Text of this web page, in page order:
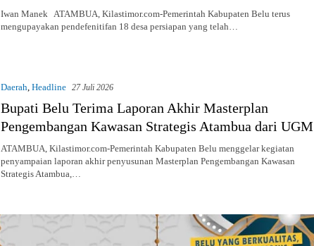
Iwan Manek ATAMBUA, Kilastimor.com-Pemerintah Kabupaten Belu terus
mengupayakan pendefenitifan 18 desa persiapan yang telah…
Daerah Headline 27 Juli 2026
Bupati Belu Terima Laporan Akhir Masterplan
Pengembangan Kawasan Strategis Atambua dari UGM
ATAMBUA, Kilastimor.com-Pemerintah Kabupaten Belu menggelar kegiatan
penyampaian laporan akhir penyusunan Masterplan Pengembangan Kawasan
Strategis Atambua,…